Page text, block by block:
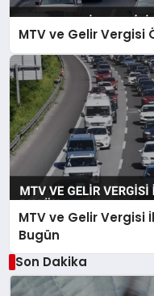
MTV ve Gelir Vergisi
MTV ve Gelir Vergisi
Bugün
Son Dakika